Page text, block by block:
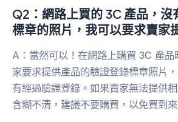
Q2：網路上買的 3C 產品，沒
標章的照片，我可以要求賣家
A：當然可以！在網路上購買 3C 產品
家要求提供產品的驗證登錄標章照片
有經過驗證登錄。如果賣家無法提供
含糊不清，建議不要購買，以免買到